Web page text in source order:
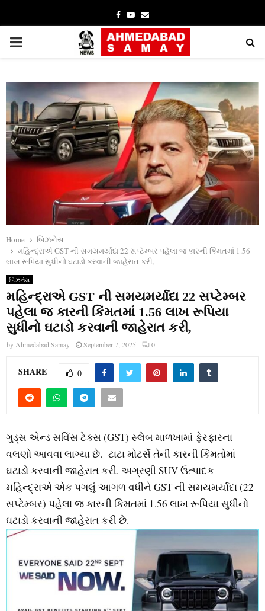
Facebook
YoutubeEmail
PRIMARY
Home
બિઝનેસ
મહિન્દ્રાએ GST ની સમયમર્યાદા 22 સપ્ટેમ્બર પહેલા જ કારની કિંમતમાં 1.56
લાખ રૂપિયા સુધીનો ઘટાડો કરવાની જાહેરાત કરી,
બિઝનેસ
મહિન્દ્રાએ GST ની સમયમર્યાદા 22 સપ્ટેમ્બર
પહેલા જ કારની કિંમતમાં 1.56 લાખ રૂપિયા
સુધીનો ઘટાડો કરવાની જાહેરાત કરી,
by Ahmedabad Samay September 7, 2025 0
SHARE 0
ગુડ્સ એન્ડ સર્વિસ ટેક્સ (GST) સ્લેબ માળખામાં ફેરફારના
વલણો આવવા લાગ્યા છે. ટાટા મોટર્સે તેની કારની કિંમતોમાં
ઘટાડો કરવાની જાહેરાત કરી. અગ્રણી SUV ઉત્પાદક
મહિન્દ્રાએ એક પગલું આગળ વધીને GST ની સમયમર્યાદા (22
સપ્ટેમ્બર) પહેલા જ કારની કિંમતમાં 1.56 લાખ રૂપિયા સુધીનો
ઘટાડો કરવાની જાહેરાત કરી છે.